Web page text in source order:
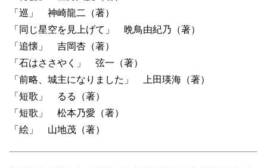
「巡」 神崎龍二（著）
「同じ星空を見上げて」 晩鳥由紀乃（著）
「追懐」 吉岡杏（著）
「石はささやく」 弦一（著）
「前略、城主になりました」 上田瑛海（著）
「短歌」 るる（著）
「短歌」 松本乃愛（著）
「絵」 山地茂（著）